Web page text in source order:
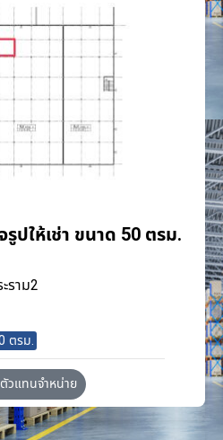
รูปให้เช่า ขนาด 50 ตรม.
ราม2
ตรม.
วแทนจำหน่าย